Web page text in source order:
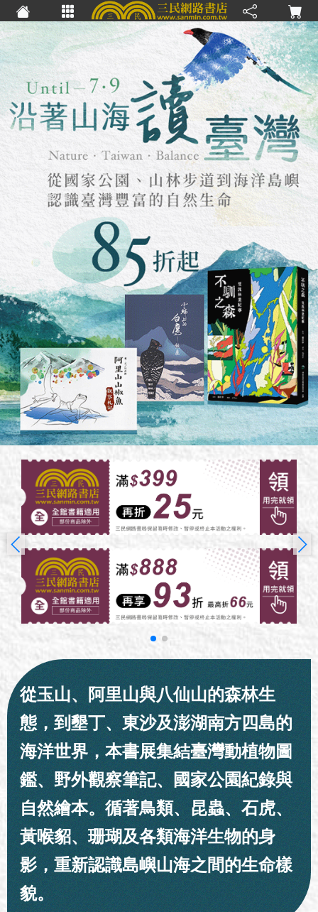
從玉山、阿里山與八仙山的森林生
態，到墾丁、東沙及澎湖南方四島的
海洋世界，本書展集結臺灣動植物圖
鑑、野外觀察筆記、國家公園紀錄與
自然繪本。循著鳥類、昆蟲、石虎、
黃喉貂、珊瑚及各類海洋生物的身
影，重新認識島嶼山海之間的生命樣
貌。